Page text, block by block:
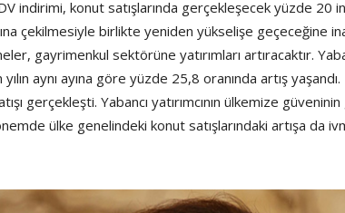
indirimi, konut satışlarında gerçekleşecek yüzde 20
çekilmesiyle birlikte yeniden yükselişe geçeceğine
gayrimenkul sektörüne yatırımları artıracaktır.
aynı ayına göre yüzde 25,8 oranında artış
gerçekleşti. Yabancı yatırımcının ülkemize
ülke genelindeki konut satışlarındaki artışa da